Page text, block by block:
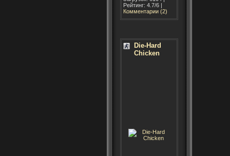
Рейтинг: 4.7/6 |
Комментарии (2)
Die-Hard
Chicken